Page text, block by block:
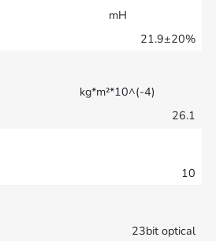
mH
21.9±20%
kg*m²*10^(-4)
26.1
10
23bit optical